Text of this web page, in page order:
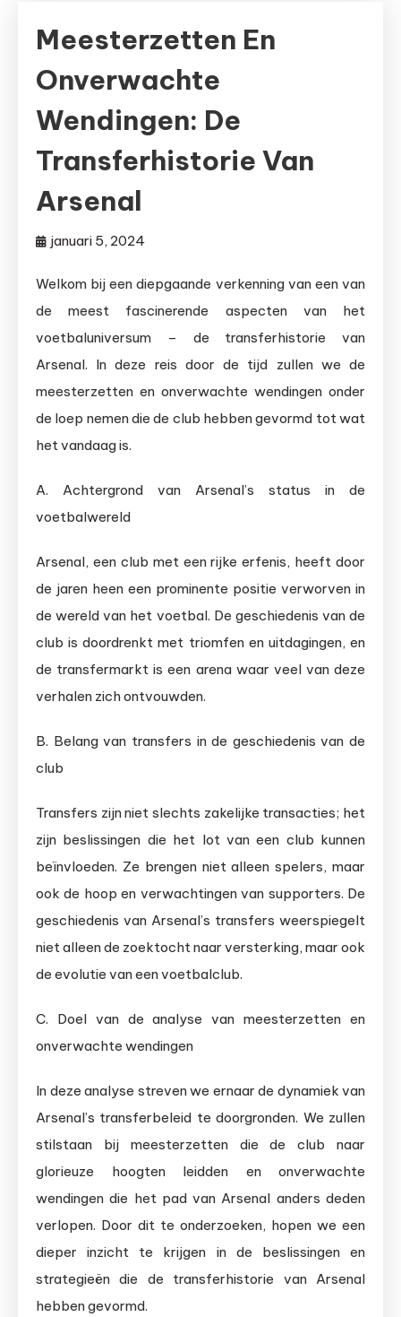
Meesterzetten En
Onverwachte
Wendingen: De
Transferhistorie Van
Arsenal
januari 5, 2024
Welkom bij een diepgaande verkenning van een van
de meest fascinerende aspecten van het
voetbaluniversum – de transferhistorie van
Arsenal. In deze reis door de tijd zullen we de
meesterzetten en onverwachte wendingen onder
de loep nemen die de club hebben gevormd tot wat
het vandaag is.
A. Achtergrond van Arsenal’s status in de
voetbalwereld
Arsenal, een club met een rijke erfenis, heeft door
de jaren heen een prominente positie verworven in
de wereld van het voetbal. De geschiedenis van de
club is doordrenkt met triomfen en uitdagingen, en
de transfermarkt is een arena waar veel van deze
verhalen zich ontvouwden.
B. Belang van transfers in de geschiedenis van de
club
Transfers zijn niet slechts zakelijke transacties; het
zijn beslissingen die het lot van een club kunnen
beïnvloeden. Ze brengen niet alleen spelers, maar
ook de hoop en verwachtingen van supporters. De
geschiedenis van Arsenal’s transfers weerspiegelt
niet alleen de zoektocht naar versterking, maar ook
de evolutie van een voetbalclub.
C. Doel van de analyse van meesterzetten en
onverwachte wendingen
In deze analyse streven we ernaar de dynamiek van
Arsenal’s transferbeleid te doorgronden. We zullen
stilstaan bij meesterzetten die de club naar
glorieuze hoogten leidden en onverwachte
wendingen die het pad van Arsenal anders deden
verlopen. Door dit te onderzoeken, hopen we een
dieper inzicht te krijgen in de beslissingen en
strategieën die de transferhistorie van Arsenal
hebben gevormd.